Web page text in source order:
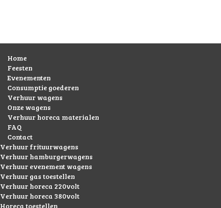
Home
Feesten
Evenementen
Consumptie goederen
Verhuur wagens
Onze wagens
Verhuur horeca materialen
FAQ
Contact
Verhuur frituurwagens
Verhuur hamburgerwagens
Verhuur evenement wagens
Verhuur gas toestellen
Verhuur horeca 220volt
Verhuur horeca 380volt
Horeca toestellen